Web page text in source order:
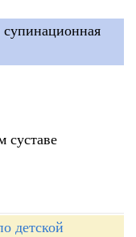
суставе
детской